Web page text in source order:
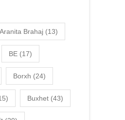
Aranita Brahaj (13)
BE (17)
Borxh (24)
Buxhet (43)